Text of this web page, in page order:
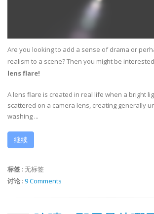
Are you looking to add a sense of drama or
realism to a scene? Then you might be
lens flare!
A lens flare is created in real life when a bright
scattered on a camera lens, creating generally
washing ...
继续
标签 : 无标签
讨论 : 9 Comments